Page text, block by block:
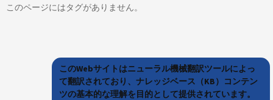
このページにはタグがありません。
このWebサイトはニューラル機械翻訳ツールによっ
て翻訳されており、ナレッジベース（KB）コンテン
ツの基本的な理解を目的として提供されています。